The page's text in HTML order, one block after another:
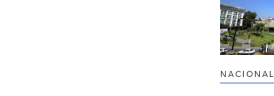
NACIONAL